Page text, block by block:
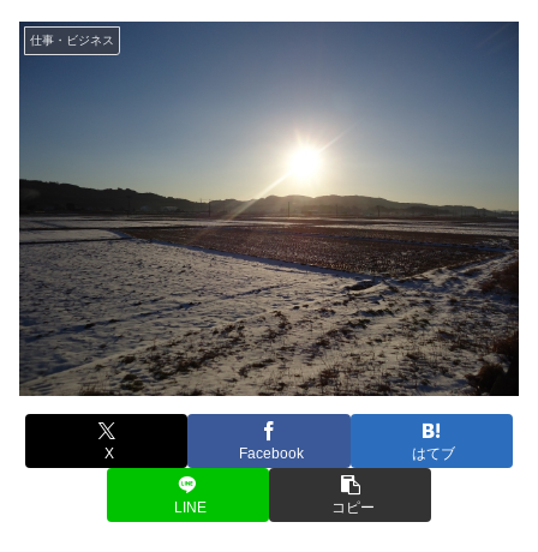
仕事・ビジネス
X Facebook はてブ
LINE コピー